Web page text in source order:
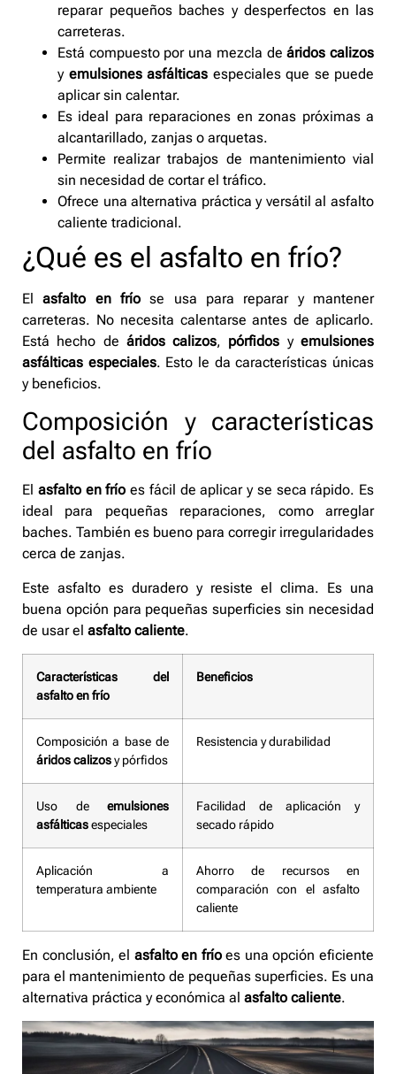
reparar pequeños baches y desperfectos en las
carreteras.
Está compuesto por una mezcla deáridos calizos
y emulsiones asfálticas especiales que se puede
aplicar sin calentar.
Es ideal para reparaciones en zonas próximas a
alcantarillado, zanjas o arquetas.
Permite realizar trabajos de mantenimiento vial
sin necesidad de cortar el tráfico.
Ofrece una alternativa práctica y versátil al asfalto
caliente tradicional.
¿Qué es el asfalto en frío?
Elasfalto en frío se usa para reparar y mantener
carreteras. No necesita calentarse antes de aplicarlo.
Está hecho de áridos calizos, pórfidos yemulsiones
asfálticas especiales. Esto le da características únicas
y beneficios.
Composición y características
del asfalto en frío
El asfalto en frío es fácil de aplicar y se seca rápido. Es
ideal para pequeñas reparaciones, como arreglar
baches. También es bueno para corregir irregularidades
cerca de zanjas.
Este asfalto es duradero y resiste el clima. Es una
buena opción para pequeñas superficies sin necesidad
de usar el asfalto caliente.
Características del
asfalto en frío
Beneficios
Composición a base de
áridos calizosy pórfidos
Resistencia y durabilidad
Uso de emulsiones
asfálticasespeciales
Facilidad de aplicación y
secado rápido
Aplicación a
temperatura ambiente
Ahorro de recursos en
comparación con el asfalto
caliente
En conclusión, el asfalto en fríoes una opción eficiente
para el mantenimiento de pequeñas superficies. Es una
alternativa práctica y económica al asfalto caliente.